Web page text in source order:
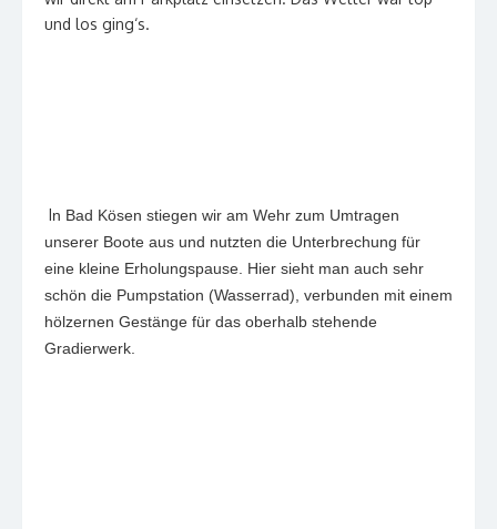
und los ging‘s.
In Bad Kösen stiegen wir am Wehr zum Umtragen
unserer Boote aus und nutzten die Unterbrechung für
eine kleine Erholungspause. Hier sieht man auch sehr
schön die Pumpstation (Wasserrad), verbunden mit einem
hölzernen Gestänge für das oberhalb stehende
Gradierwerk.